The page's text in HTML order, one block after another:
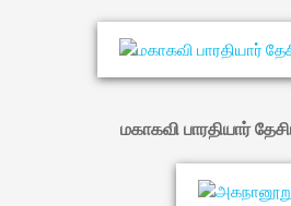
மகாகவி பாரதியார்